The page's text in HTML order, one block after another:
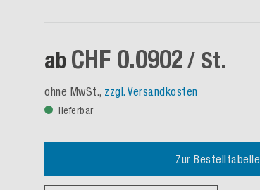
ab CHF 0.0902/ St.
ohne MwSt., zzgl. Versandkosten
lieferbar
Zur Bestelltabelle